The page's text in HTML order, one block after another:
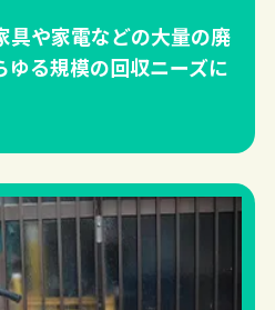
具や家電などの大量の廃
ゆる規模の回収ニーズに